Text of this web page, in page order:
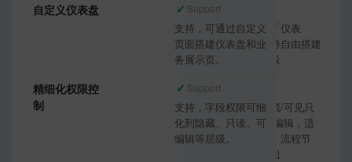
自定义仪表盘 ✓ Support
支持，可通过自定义
页面搭建仪表盘和业
务展示页。
支持，称「仪表
盘」，支持自由搭建
可视化看板
精细化权限控
制
✓ Support
支持，字段权限可细
化到隐藏、只读、可
编辑等层级。
三态：隐藏/可见只
读/可见可编辑，适
用于表单、流程节
点、权限组